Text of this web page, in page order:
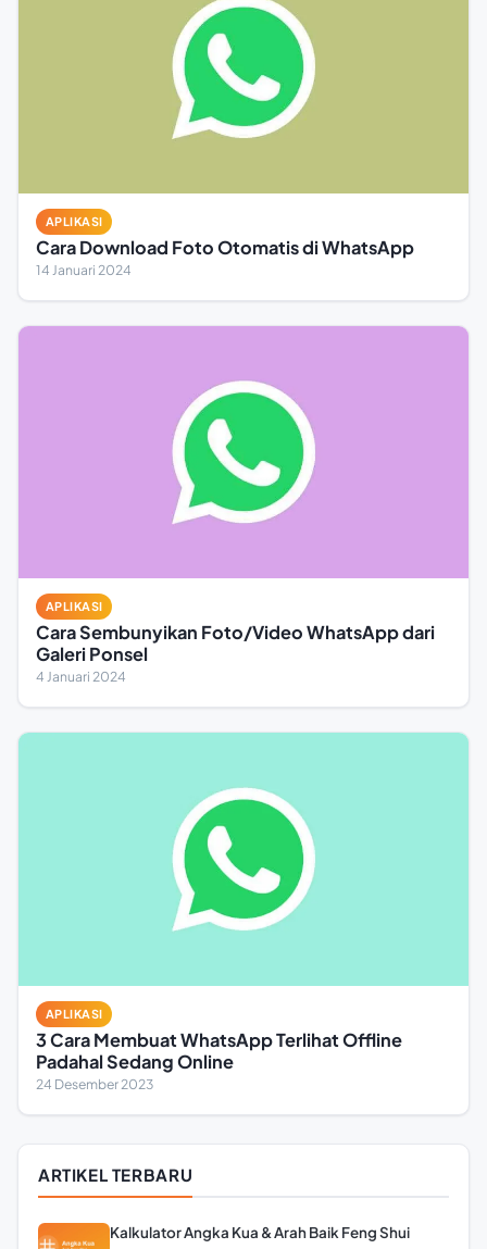
APLIKASI
Cara Download Foto Otomatis di WhatsApp
14 Januari 2024
APLIKASI
Cara Sembunyikan Foto/Video WhatsApp dari
Galeri Ponsel
4 Januari 2024
APLIKASI
3 Cara Membuat WhatsApp Terlihat Offline
Padahal Sedang Online
24 Desember 2023
ARTIKEL TERBARU
Kalkulator Angka Kua & Arah Baik Feng Shui